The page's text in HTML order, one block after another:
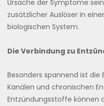
Ursache der Symptome
zusätzlicher Auslöser in
biologischen System.
Die Verbindung zu
Besonders spannend ist die
Kanälen und chronischen
Entzündungsstoffe können